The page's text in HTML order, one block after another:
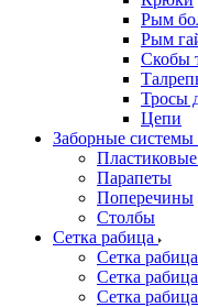
Рым
Рым
Скобы
Тросы
Цепи
Заборные системы
Парапеты
Поперечины
Столбы
Сетка рабица
Сетка
Сетка
Сетка